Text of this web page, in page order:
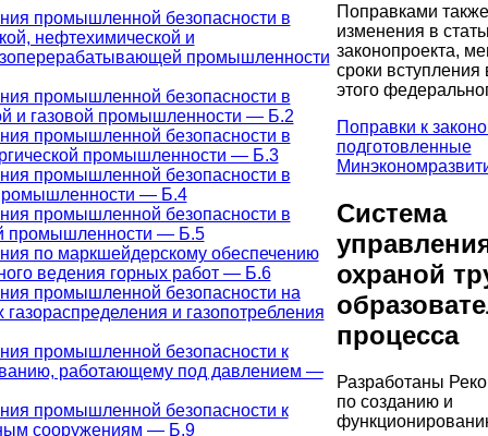
промышленной безопасности в
нефтехимической и
промышленности
промышленной безопасности в
и газовой промышленности — Б.2
промышленной безопасности в
промышленности — Б.3
промышленной безопасности в
— Б.4
промышленной безопасности в
промышленности — Б.5
по маркшейдерскому обеспечению
ведения горных работ — Б.6
промышленной безопасности на
газораспределения и газопотребления
промышленной безопасности к
работающему под давлением —
промышленной безопасности к
сооружениям — Б.9
Поправками
изменения в
законопроекта,
сроки вступления
этого
Поправки к
подготовленные
Система
охраной
процесса
Разработаны
по созданию и